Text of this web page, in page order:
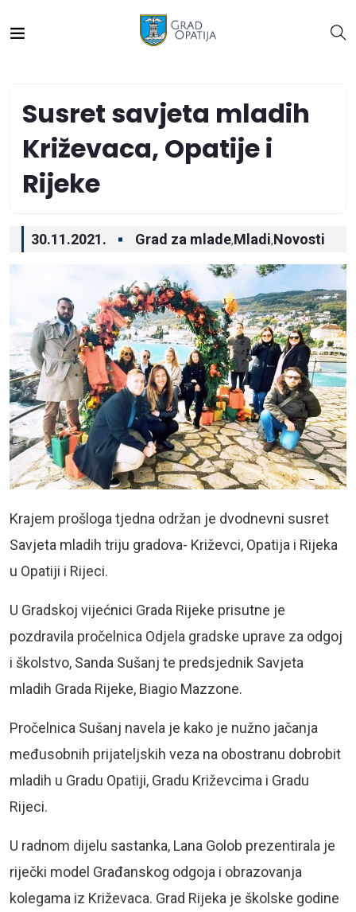
Susret savjeta mladih
Križevaca, Opatije i
Rijeke
30.11.2021. Grad za mlade,Mladi,Novosti
Krajem prošloga tjedna održan je dvodnevni susret
Savjeta mladih triju gradova- Križevci, Opatija i Rijeka
u Opatiji i Rijeci.
U Gradskoj vijećnici Grada Rijeke prisutne je
pozdravila pročelnica Odjela gradske uprave za odgoj
i školstvo, Sanda Sušanj te predsjednik Savjeta
mladih Grada Rijeke, Biagio Mazzone.
Pročelnica Sušanj navela je kako je nužno jačanja
međusobnih prijateljskih veza na obostranu dobrobit
mladih u Gradu Opatiji, Gradu Križevcima i Gradu
Rijeci.
U radnom dijelu sastanka, Lana Golob prezentirala je
riječki model Građanskog odgoja i obrazovanja
kolegama iz Križevaca. Grad Rijeka je školske godine